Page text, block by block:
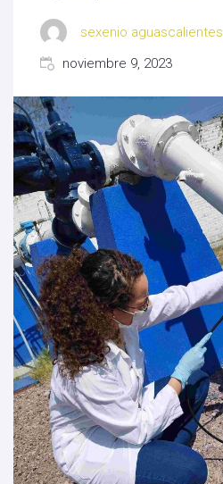
sexenio aguascalientes
noviembre 9, 2023